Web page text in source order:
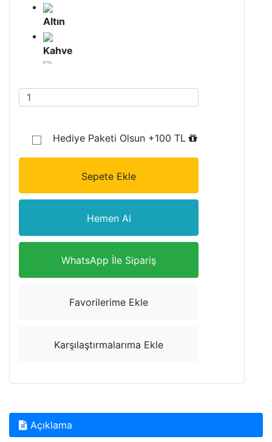
Altın
Kahve
Altın Oyma
Gümüş Oyma
Gümüş Siyah
Beyaz Altın
Beyaz Gümüş
Hediye Paketi Olsun +100 TL
Sepete Ekle
Hemen Al
WhatsApp İle Sipariş
Favorilerime Ekle
Karşılaştırmalarıma Ekle
Açıklama